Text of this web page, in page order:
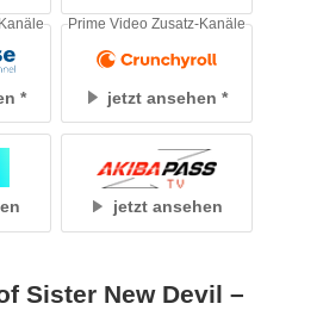
jetzt ansehen
Prime Video Zusatz-Kanäle
jetzt ansehen
Sister New Devil –